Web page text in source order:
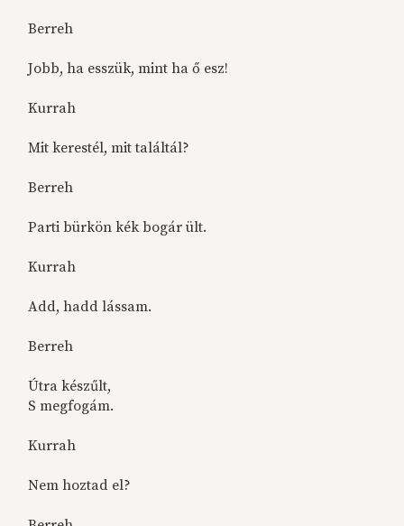
Berreh
Jobb, ha esszük, mint ha ő esz!
Kurrah
Mit kerestél, mit találtál?
Berreh
Parti bürkön kék bogár ült.
Kurrah
Add, hadd lássam.
Berreh
Útra készűlt,
S megfogám.
Kurrah
Nem hoztad el?